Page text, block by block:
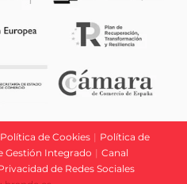
Política de Cookies | Política de
Gestión Integrado | Canal
de Redes Sociales